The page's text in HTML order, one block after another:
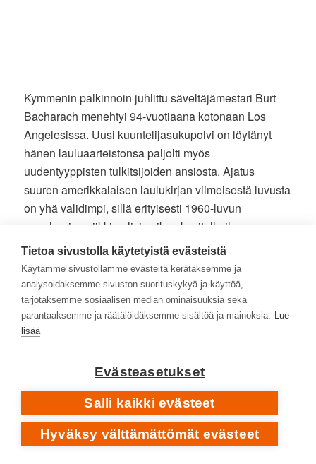
Kymmenin palkinnoin juhlittu säveltäjämestari Burt
Bacharach menehtyi 94-vuotiaana kotonaan Los
Angelesissa. Uusi kuuntelijasukupolvi on löytänyt
hänen lauluaarteistonsa paljolti myös
uudentyyppisten tulkitsijoiden ansiosta. Ajatus
suuren amerikkalaisen laulukirjan viimeisestä luvusta
on yhä validimpi, sillä erityisesti 1960-luvun
populaarimusiikkia olisi vaikea kuvitella ilman
Bacharachin notkeasti svengaavia ikivihreitä.
Matti Pajuniemi
Burt Bacharach|kotisivu
Burt Bacharach
SAATAT PITÄÄ MYÖS NÄISTÄ LEVYHYLLYISTÄ
Anna Inginmaa• Yhdeksän elämää ja viisitoista vuotta
[2011] ➡️Yhdeksän elämää[2026]
Billy Joel– pianomiehen pitkä tie tähdeksi •The Stranger
[1977]
Tietoa sivustolla käytetyistä evästeistä
Käytämme sivustollamme evästeitä kerätäksemme ja
analysoidaksemme sivuston suorituskykyä ja käyttöä,
tarjotaksemme sosiaalisen median ominaisuuksia sekä
parantaaksemme ja räätälöidäksemme sisältöä ja mainoksia. Lue
lisää
Evästeasetukset
Salli kaikki evästeet
Hyväksy välttämättömät evästeet